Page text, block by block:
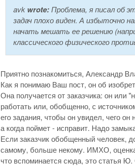
avk wrote:Проблема, я писал об
задач плохо виден. А избыточно
начать мешать ее решению
классического физического
Приятно познакомиться, Александр
Как я понимаю Ваш пост, он об
Она получается от заказчика: он
работать или, обобщенно, с
его задания, чтобы он увидел, чего
а когда поймет - исправит. Надо
Если заказчик обобщенный человек,
самому, больше некому. ИМХО,
что вспоминается сюда, это статья